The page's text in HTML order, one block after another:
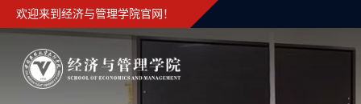
欢迎来到经济与管理学院官网！